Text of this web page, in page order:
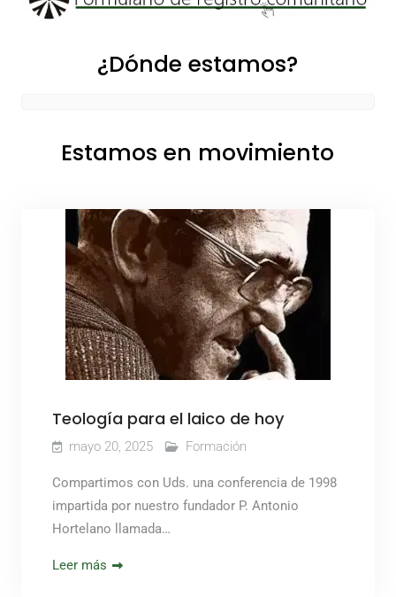
¿Dónde estamos?
Estamos en movimiento
Teología para el laico de hoy
mayo 20, 2025 Formación
Compartimos con Uds. una conferencia de 1998
impartida por nuestro fundador P. Antonio
Hortelano llamada…
Leer más